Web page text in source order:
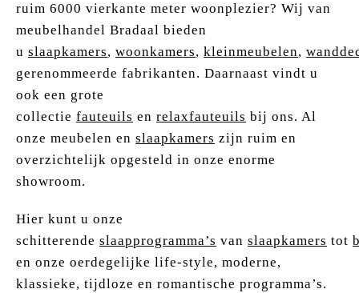
ruim 6000 vierkante meter woonplezier? Wij van
meubelhandel Bradaal bieden
u slaapkamers, woonkamers, kleinmeubelen,
gerenommeerde fabrikanten. Daarnaast vindt u
ook een grote
collectie fauteuils en relaxfauteuils bij ons. Al
onze meubelen en slaapkamers zijn ruim en
overzichtelijk opgesteld in onze enorme
showroom.
Hier kunt u onze
schitterende slaapprogramma’s van slaapkamers tot
en onze oerdegelijke life-style, moderne,
klassieke, tijdloze en romantische programma’s.